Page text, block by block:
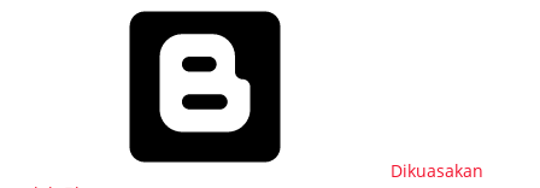
Dikuasakan